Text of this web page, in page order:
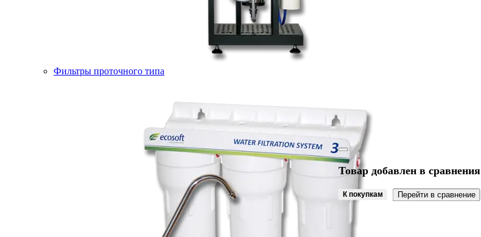
Фильтры проточного типа
Товар добавлен в сравнения
К покупкам Перейти в сравнение